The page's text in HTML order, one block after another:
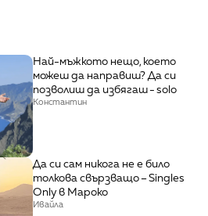
Най-мъжкото нещо, което
можеш да направиш? Да си
позволиш да избягаш - solo
Константин
Да си сам никога не е било
толкова свързващо – Singles
Only в Мароко
Ивайла